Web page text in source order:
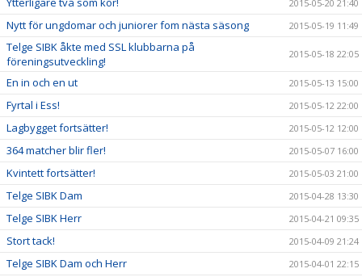
2015-05-20 21:40
Nytt för ungdomar och juniorer fom nästa säsong 2015-05-19 11:49
Telge SIBK åkte med SSL klubbarna på
föreningsutveckling!
2015-05-18 22:05
En in och en ut 2015-05-13 15:00
Fyrtal i Ess! 2015-05-12 22:00
Lagbygget fortsätter! 2015-05-12 12:00
364 matcher blir fler! 2015-05-07 16:00
Kvintett fortsätter! 2015-05-03 21:00
Telge SIBK Dam 2015-04-28 13:30
Telge SIBK Herr 2015-04-21 09:35
Stort tack! 2015-04-09 21:24
Telge SIBK Dam och Herr 2015-04-01 22:15